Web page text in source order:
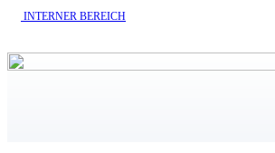
INTERNE​R BEREICH